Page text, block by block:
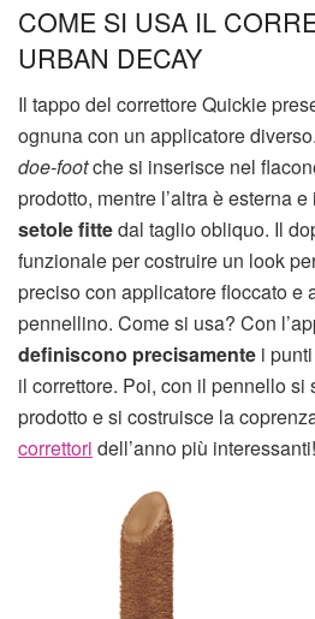
COME SI USA IL
URBAN DECAY
Il tappo del correttore Quickie
ognuna con un applicatore
doe-footche si inserisce nel
prodotto, mentre l’altra è esterna
setole fittedal taglio obliquo. Il
funzionale per costruire un look
preciso con applicatore floccato e
pennellino. Come si usa? Con
definiscono precisamente i
il correttore. Poi, con il pennello si
prodotto e si costruisce la
correttori dell’anno più interessanti!